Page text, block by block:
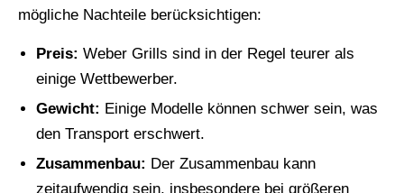
mögliche Nachteile berücksichtigen:
Preis: Weber Grills sind in der Regel teurer als
einige Wettbewerber.
Gewicht: Einige Modelle können schwer sein, was
den Transport erschwert.
Zusammenbau: Der Zusammenbau kann
zeitaufwendig sein, insbesondere bei größeren